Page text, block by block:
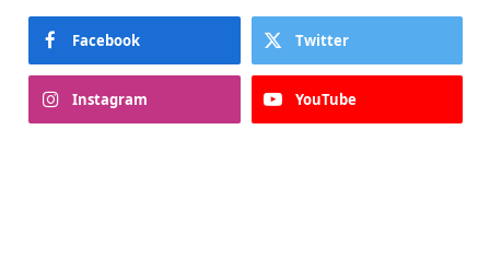
Facebook Twitter
Instagram YouTube